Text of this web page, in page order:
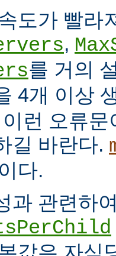
도가 빨라
,
를 거의
4개 이상
런 오류
길 바란다.
다.
과 관련하